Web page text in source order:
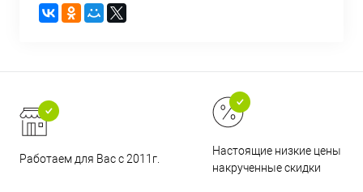
Работаем для Вас с 2011г.
Настоящие низкие цены и
накрученные скидки